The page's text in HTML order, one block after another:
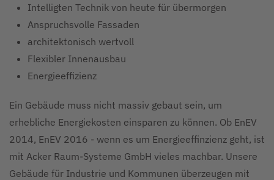
Intelligten Technik von heute für übermorgen
Anspruchsvolle Fassaden
architektonisch wertvoll
Flexibler Innenausbau
Energieeffizienz
Ein Gebäude muss nicht massiv gebaut sein, um
erhebliche Energiekosten einsparen zu können. Ob EnEV
2014, EnEV 2016 - wenn es um Energieeffinzienz geht, ist
mit Acker Raum-Systeme GmbH vieles machbar. Unsere
Gebäude für Industrie und Kommunen überzeugen mit